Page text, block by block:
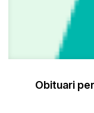
Obituari